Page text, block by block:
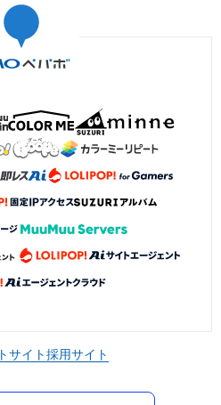
サイト採用サイト